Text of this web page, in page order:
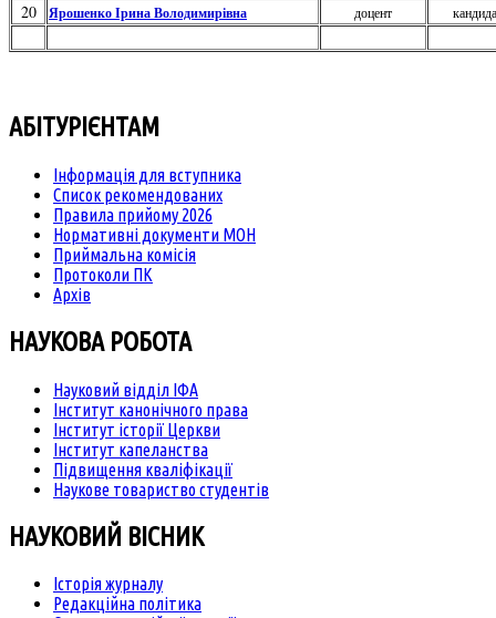
20 Ярошенко Ірина Володимирівна доцент
АБІТУРІЄНТАМ
Інформація для вступника
Список рекомендованих
Правила прийому 2026
Нормативні документи МОН
Приймальна комісія
Протоколи ПК
Архів
НАУКОВА РОБОТА
Науковий відділ ІФА
Інститут канонічного права
Інститут історії Церкви
Інститут капеланства
Підвищення кваліфікації
Наукове товариство студентів
НАУКОВИЙ ВІСНИК
Історія журналу
Редакційна політика